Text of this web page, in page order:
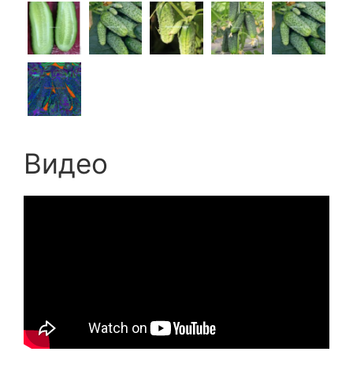
Видео